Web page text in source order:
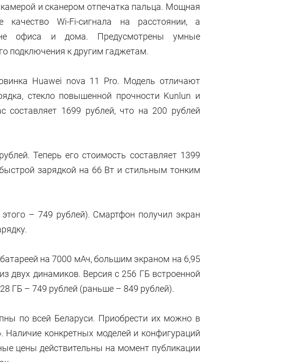
и сканером отпечатка пальца. Мощная
качество Wi-Fi-сигнала на расстоянии, а
офиса и дома. Предусмотрены умные
подключения к другим гаджетам.
Huawei nova 11 Pro. Модель отличают
стекло повышенной прочности Kunlun и
составляет 1699 рублей, что на 200 рублей
Теперь его стоимость составляет 1399
зарядкой на 66 Вт и стильным тонким
– 749 рублей). Смартфон получил экран
на 7000 мАч, большим экраном на 6,95
двух динамиков. Версия с 256 ГБ встроенной
ГБ – 749 рублей (раньше – 849 рублей).
по всей Беларуси. Приобрести их можно в
Наличие конкретных моделей и конфигураций
цены действительны на момент публикации